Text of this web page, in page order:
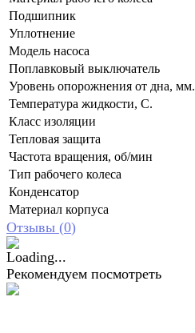
Подшипник
Уплотнение
Модель насоса
Поплавковый выключатель
Уровень опорожнения от дна, мм.
Температура жидкости, С.
Класс изоляции
Тепловая защита
Частота вращения, об/мин
Тип рабочего колеса
Конденсатор
Материал корпуса
Отзывы (0)
Рекомендуем посмотреть